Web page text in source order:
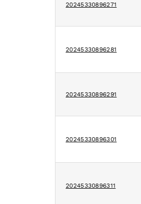
20245330896271
20245330896281
20245330896291
20245330896301
20245330896311